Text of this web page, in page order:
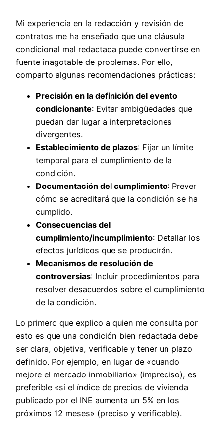
Mi experiencia en la redacción y revisión de
contratos me ha enseñado que una cláusula
condicional mal redactada puede convertirse en
fuente inagotable de problemas. Por ello,
comparto algunas recomendaciones prácticas:
Precisión en la definición del evento
condicionante: Evitar ambigüedades que
puedan dar lugar a interpretaciones
divergentes.
Establecimiento de plazos: Fijar un límite
temporal para el cumplimiento de la
condición.
Documentación del cumplimiento: Prever
cómo se acreditará que la condición se ha
cumplido.
Consecuencias del
cumplimiento/incumplimiento: Detallar los
efectos jurídicos que se producirán.
Mecanismos de resolución de
controversias: Incluir procedimientos para
resolver desacuerdos sobre el cumplimiento
de la condición.
Lo primero que explico a quien me consulta por
esto es que una condición bien redactada debe
ser clara, objetiva, verificable y tener un plazo
definido. Por ejemplo, en lugar de «cuando
mejore el mercado inmobiliario» (impreciso), es
preferible «si el índice de precios de vivienda
publicado por el INE aumenta un 5% en los
próximos 12 meses» (preciso y verificable).